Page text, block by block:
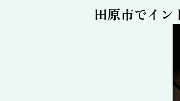
田原市でイ